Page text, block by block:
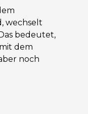
wechselt
bedeutet,
dem
noch